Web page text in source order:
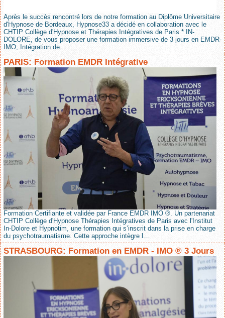
Après le succès rencontré lors de notre formation au Diplôme Universitaire
d'Hypnose de Bordeaux, Hypnose33 a décidé en collaboration avec le
CHTIP Collège d'Hypnose et Thérapies Intégratives de Paris * IN-
DOLORE, de vous proposer une formation immersive de 3 jours en EMDR-
IMO, Intégration de...
PARIS: Formation EMDR Intégrative
Formation Certifiante et validée par France EMDR IMO ®. Un partenariat
CHTIP Collège d'Hypnose Thérapies Intégratives de Paris avec l'Institut
In-Dolore et Hypnotim, une formation qui s’inscrit dans la prise en charge
du psychotraumatisme. Cette approche intègre l...
STRASBOURG: Formation en EMDR - IMO ® 3 Jours